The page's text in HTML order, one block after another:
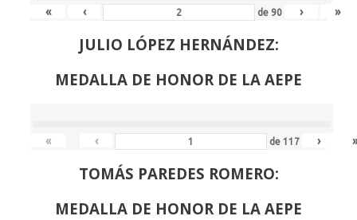
« ‹ de 90 › »
JULIO LÓPEZ HERNÁNDEZ:
MEDALLA DE HONOR DE LA AEPE
« ‹ de117 ›
TOMÁS PAREDES ROMERO:
MEDALLA DE HONOR DE LA AEPE